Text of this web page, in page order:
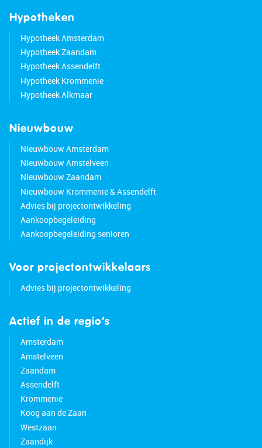
Hypotheken
Hypotheek Amsterdam
Hypotheek Zaandam
Hypotheek Assendelft
Hypotheek Krommenie
Hypotheek Alkmaar
Nieuwbouw
Nieuwbouw Amsterdam
Nieuwbouw Amstelveen
Nieuwbouw Zaandam
Nieuwbouw Krommenie & Assendelft
Advies bij projectontwikkeling
Aankoopbegeleiding
Aankoopbegeleiding senioren
Voor projectontwikkelaars
Advies bij projectontwikkeling
Actief in de regio’s
Amsterdam
Amstelveen
Zaandam
Assendelft
Krommenie
Koog aan de Zaan
Westzaan
Zaandijk